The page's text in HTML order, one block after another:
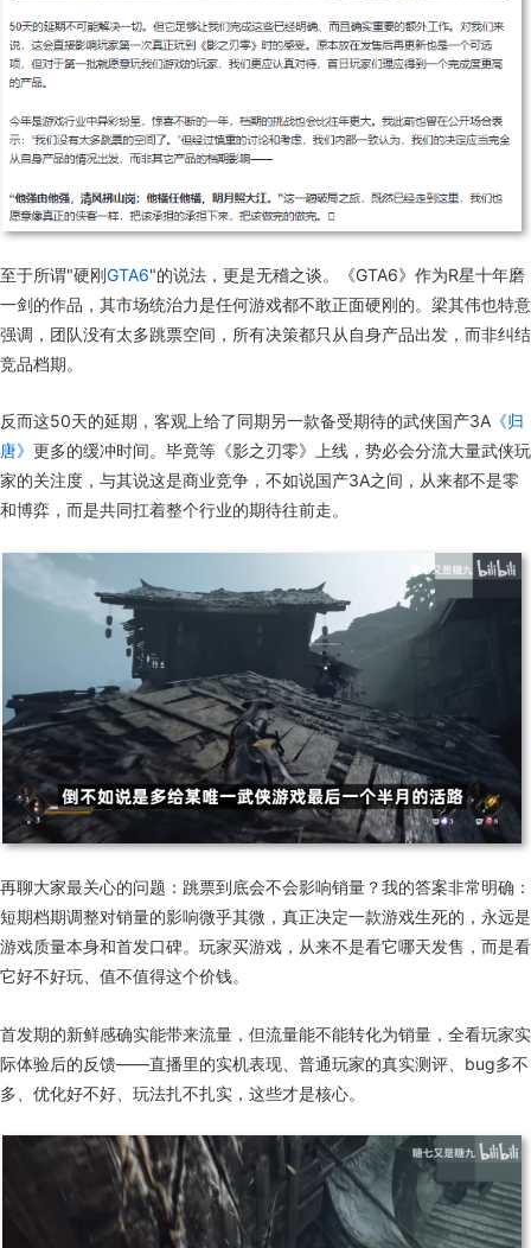
至于所谓"硬刚GTA6"的说法，更是无稽之谈。《GTA6》作为R星十年磨
一剑的作品，其市场统治力是任何游戏都不敢正面硬刚的。梁其伟也特意
强调，团队没有太多跳票空间，所有决策都只从自身产品出发，而非纠结
竞品档期。
反而这50天的延期，客观上给了同期另一款备受期待的武侠国产3A 《归
唐》 更多的缓冲时间。毕竟等《影之刃零》上线，势必会分流大量武侠玩
家的关注度，与其说这是商业竞争，不如说国产3A之间，从来都不是零
和博弈，而是共同扛着整个行业的期待往前走。
再聊大家最关心的问题：跳票到底会不会影响销量？我的答案非常明确：
短期档期调整对销量的影响微乎其微，真正决定一款游戏生死的，永远是
游戏质量本身和首发口碑。玩家买游戏，从来不是看它哪天发售，而是看
它好不好玩、值不值得这个价钱。
首发期的新鲜感确实能带来流量，但流量能不能转化为销量，全看玩家实
际体验后的反馈——直播里的实机表现、普通玩家的真实测评、bug多不
多、优化好不好、玩法扎不扎实，这些才是核心。